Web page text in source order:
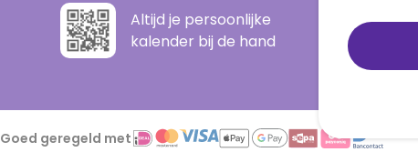
Altijd je persoonlijke
kalender bij de hand
Goed geregeld met